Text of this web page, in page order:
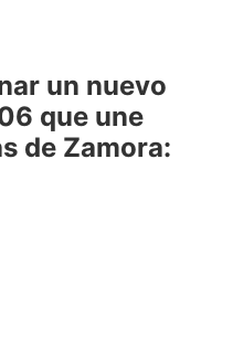
un nuevo
que une
de Zamora: